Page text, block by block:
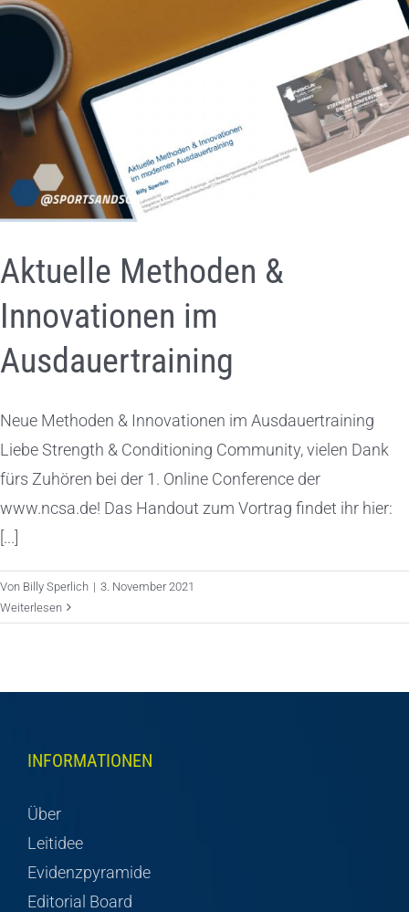
Aktuelle Methoden &
Innovationen im
Ausdauertraining
Neue Methoden & Innovationen im Ausdauertraining
Liebe Strength & Conditioning Community, vielen Dank
fürs Zuhören bei der 1. Online Conference der
www.ncsa.de! Das Handout zum Vortrag findet ihr hier:
[...]
Von Billy Sperlich | 3. November 2021
Weiterlesen
INFORMATIONEN
Über
Leitidee
Evidenzpyramide
Editorial Board